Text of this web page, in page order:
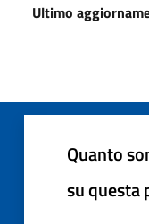
Ultimo
Quanto
su questa